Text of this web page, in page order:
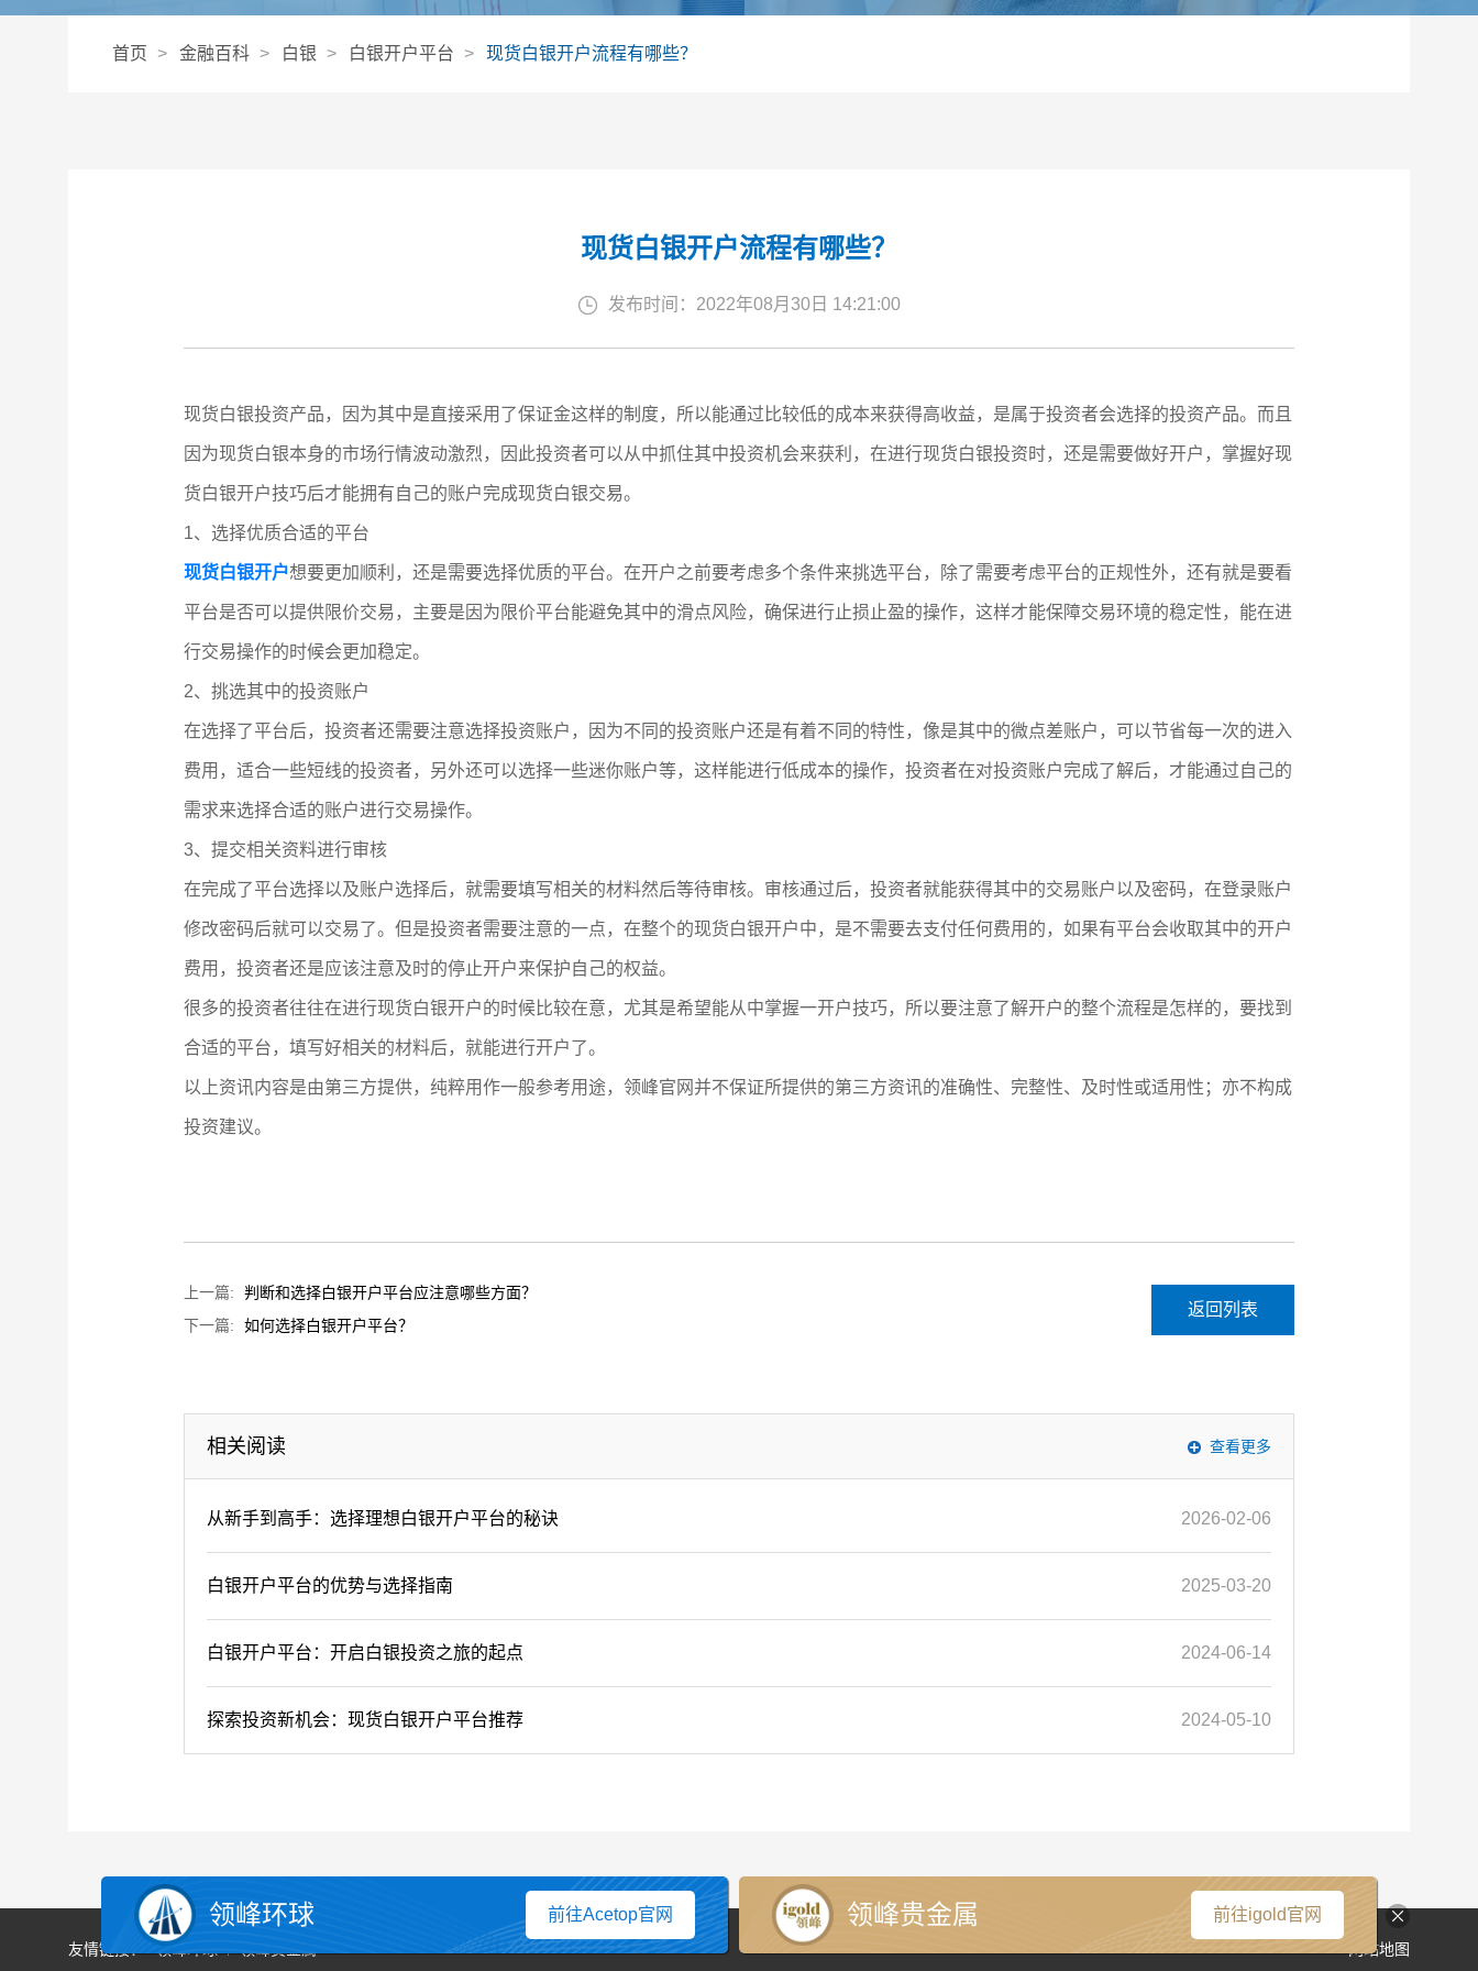
首页 金融百科 白银 白银开户平台 现货白银开户流程有哪些？
现货白银开户流程有哪些？
发布时间：2022年08月30日 14:21:00
现货白银投资产品，因为其中是直接采用了保证金这样的制度，所以能通过比较低的成本来获得高收益，是属于投资者会选择的投资产品。而且
因为现货白银本身的市场行情波动激烈，因此投资者可以从中抓住其中投资机会来获利，在进行现货白银投资时，还是需要做好开户，掌握好现
货白银开户技巧后才能拥有自己的账户完成现货白银交易。
1、选择优质合适的平台
现货白银开户想要更加顺利，还是需要选择优质的平台。在开户之前要考虑多个条件来挑选平台，除了需要考虑平台的正规性外，还有就是要看
平台是否可以提供限价交易，主要是因为限价平台能避免其中的滑点风险，确保进行止损止盈的操作，这样才能保障交易环境的稳定性，能在进
行交易操作的时候会更加稳定。
2、挑选其中的投资账户
在选择了平台后，投资者还需要注意选择投资账户，因为不同的投资账户还是有着不同的特性，像是其中的微点差账户，可以节省每一次的进入
费用，适合一些短线的投资者，另外还可以选择一些迷你账户等，这样能进行低成本的操作，投资者在对投资账户完成了解后，才能通过自己的
需求来选择合适的账户进行交易操作。
3、提交相关资料进行审核
在完成了平台选择以及账户选择后，就需要填写相关的材料然后等待审核。审核通过后，投资者就能获得其中的交易账户以及密码，在登录账户
修改密码后就可以交易了。但是投资者需要注意的一点，在整个的现货白银开户中，是不需要去支付任何费用的，如果有平台会收取其中的开户
费用，投资者还是应该注意及时的停止开户来保护自己的权益。
很多的投资者往往在进行现货白银开户的时候比较在意，尤其是希望能从中掌握一开户技巧，所以要注意了解开户的整个流程是怎样的，要找到
合适的平台，填写好相关的材料后，就能进行开户了。
以上资讯内容是由第三方提供，纯粹用作一般参考用途，领峰官网并不保证所提供的第三方资讯的准确性、完整性、及时性或适用性；亦不构成
投资建议。
上一篇:
判断和选择白银开户平台应注意哪些方面？
下一篇:
如何选择白银开户平台？
返回列表
相关阅读 查看更多
从新手到高手：选择理想白银开户平台的秘诀 2026-02-06
白银开户平台的优势与选择指南 2025-03-20
白银开户平台：开启白银投资之旅的起点 2024-06-14
探索投资新机会：现货白银开户平台推荐 2024-05-10
友情链接： 领峰环球 网站地图
领峰环球 前往Acetop官网 领峰贵金属 前往igold官网